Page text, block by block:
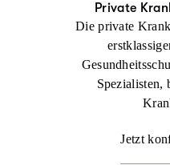
Private
Die private
Spezialisten,
Jetzt